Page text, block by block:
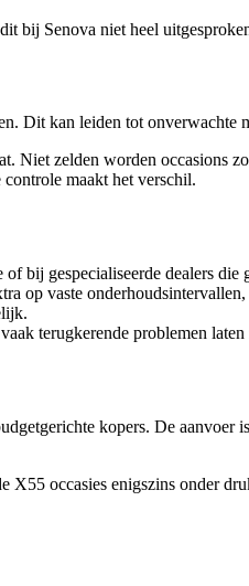
bij Senova niet heel
Dit kan leiden tot onverwachte
Niet zelden worden occasions
maakt het verschil.
bij gespecialiseerde dealers die
op vaste
terugkerende problemen laten
kopers. De
occasies enigszins onder